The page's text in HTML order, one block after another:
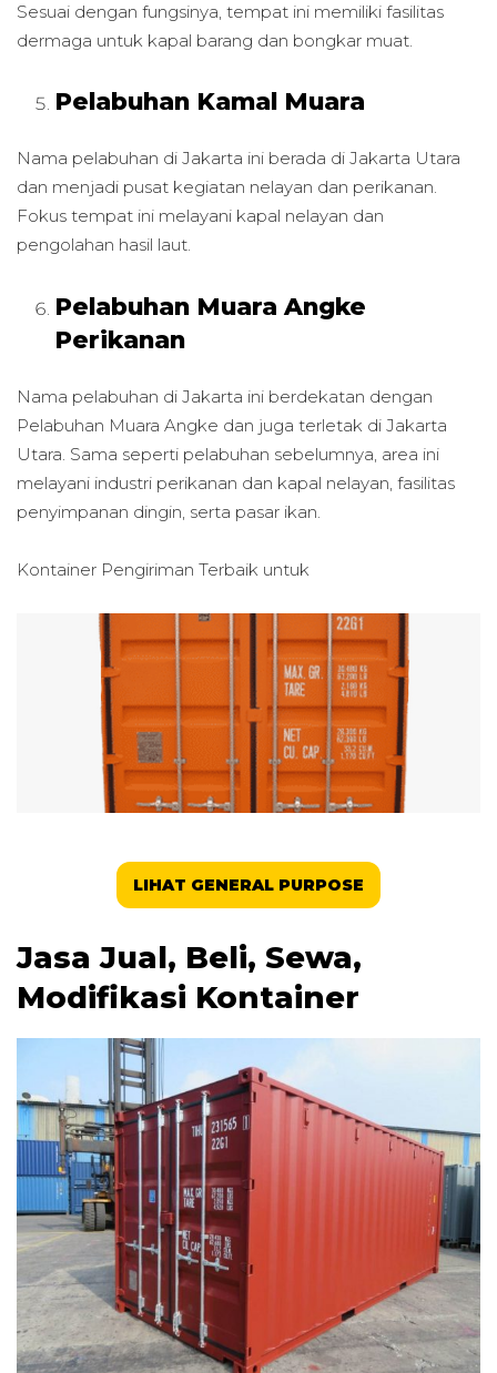
Sesuai dengan fungsinya, tempat ini memiliki fasilitas
dermaga untuk kapal barang dan bongkar muat.
Pelabuhan Kamal Muara
Nama pelabuhan di Jakarta ini berada di Jakarta Utara
dan menjadi pusat kegiatan nelayan dan perikanan.
Fokus tempat ini melayani kapal nelayan dan
pengolahan hasil laut.
Pelabuhan Muara Angke
Perikanan
Nama pelabuhan di Jakarta ini berdekatan dengan
Pelabuhan Muara Angke dan juga terletak di Jakarta
Utara. Sama seperti pelabuhan sebelumnya, area ini
melayani industri perikanan dan kapal nelayan, fasilitas
penyimpanan dingin, serta pasar ikan.
Kontainer Pengiriman Terbaik untuk
LIHAT GENERAL PURPOSE
Jasa Jual, Beli, Sewa,
Modifikasi Kontainer